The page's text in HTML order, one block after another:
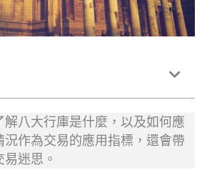
八大行庫是什麼，以及如何應
作為交易的應用指標，還會帶
迷思。